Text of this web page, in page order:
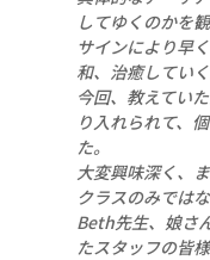
してゆくのかを
サインにより早
和、治癒してい
今回、教えてい
り入れられて、
た。
大変興味深く、
クラスのみでは
Beth先生、娘さ
たスタッフの皆